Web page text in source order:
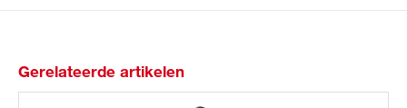
Gerelateerde artikelen